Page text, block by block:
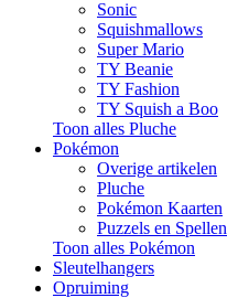
Sonic
Squishmallows
Super Mario
TY Beanie
TY Fashion
TY Squish a Boo
Toon alles Pluche
Pokémon
Overige artikelen
Pluche
Pokémon Kaarten
Puzzels en Spellen
Toon alles Pokémon
Sleutelhangers
Opruiming